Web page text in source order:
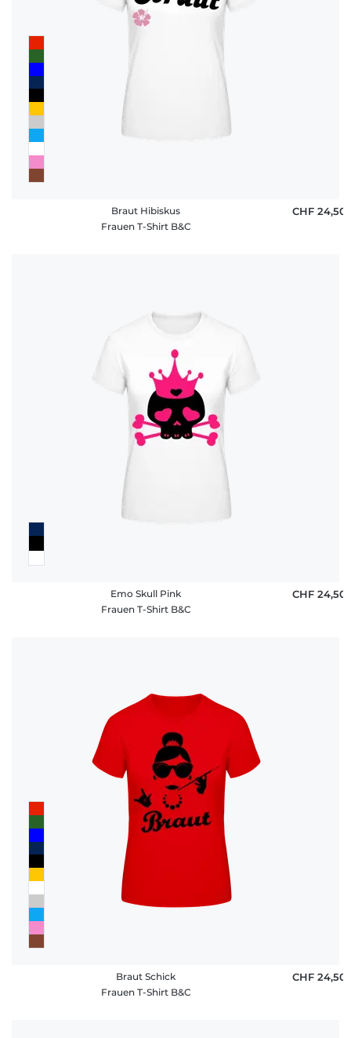
Braut Hibiskus
Frauen T-Shirt B&C
CHF 24,50
Emo Skull Pink
Frauen T-Shirt B&C
CHF 24,50
Braut Schick
Frauen T-Shirt B&C
CHF 24,50